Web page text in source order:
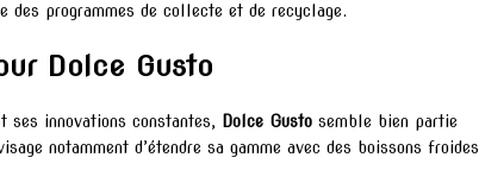
des programmes de collecte et de recyclage.
Dolce Gusto
ses innovations constantes, Dolce Gusto semble bien partie
notamment d’étendre sa gamme avec des boissons froides